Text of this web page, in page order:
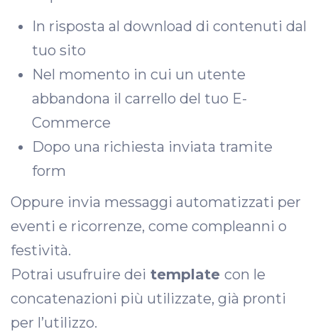
In risposta al download di contenuti dal
tuo sito
Nel momento in cui un utente
abbandona il carrello del tuo E-
Commerce
Dopo una richiesta inviata tramite
form
Oppure invia messaggi automatizzati per
eventi e ricorrenze, come compleanni o
festività.
Potrai usufruire dei template con le
concatenazioni più utilizzate, già pronti
per l’utilizzo.